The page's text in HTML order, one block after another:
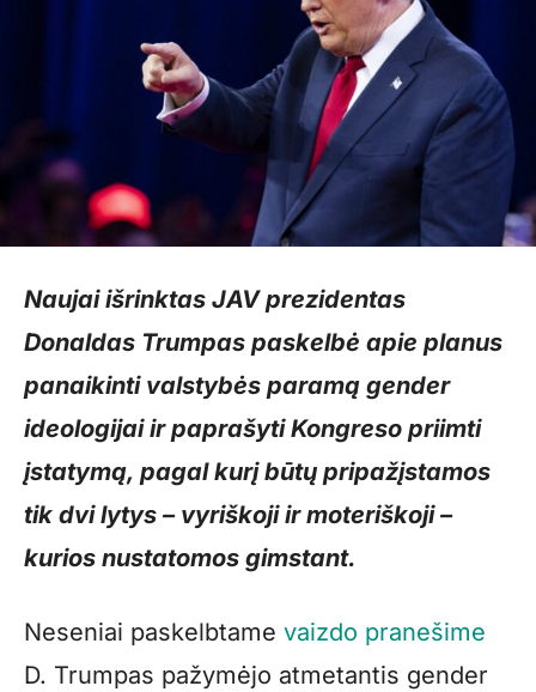
Naujai išrinktas JAV prezidentas
Donaldas Trumpas paskelbė apie planus
panaikinti valstybės paramą gender
ideologijai ir paprašyti Kongreso priimti
įstatymą, pagal kurį būtų pripažįstamos
tik dvi lytys – vyriškoji ir moteriškoji –
kurios nustatomos gimstant.
Neseniai paskelbtame vaizdo pranešime
D. Trumpas pažymėjo atmetantis gender